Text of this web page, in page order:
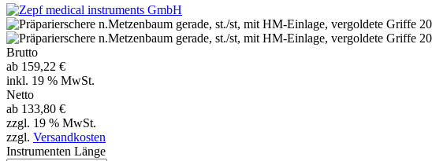
Brutto
ab 159,22 €
inkl. 19 % MwSt.
Netto
ab 133,80 €
zzgl. 19 % MwSt.
zzgl. Versandkosten
Instrumenten Länge